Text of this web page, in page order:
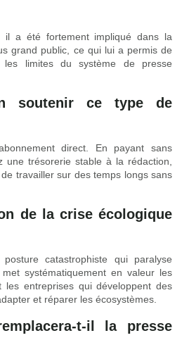
il a été fortement impliqué dans la
grand public, ce qui lui a permis de
les limites du système de presse
soutenir ce type de
direct. En payant sans
une trésorerie stable à la rédaction,
travailler sur des temps longs sans
de la crise écologique
catastrophiste qui paralyse
systématiquement en valeur les
les entreprises qui développent des
et réparer les écosystèmes.
t-il la presse